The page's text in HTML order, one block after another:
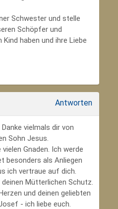
Schwester und stelle
Schöpfer und
haben und ihre Liebe
Antworten
vielmals dir von
Sohn Jesus.
Gnaden. Ich werde
besonders als Anliegen
ich vertraue auf dich.
Mütterlichen Schutz.
und deinen geliebten
- ich liebe euch.